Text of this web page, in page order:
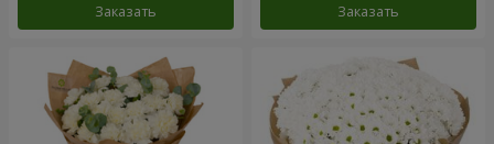
Заказать Заказать